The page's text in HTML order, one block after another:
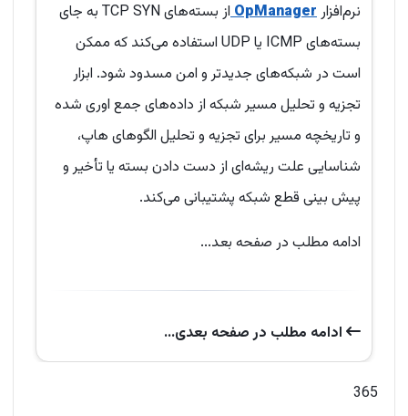
نرم‌افزارOpManager
از بسته‌های TCP SYN به جای
بسته‌های ICMP یا UDP استفاده می‌کند که ممکن
است در شبکه‌های جدیدتر و امن مسدود شود. ابزار
تجزیه و تحلیل مسیر شبکه از داده‌های جمع اوری شده
و تاریخچه مسیر برای تجزیه و تحلیل الگوهای هاپ،
شناسایی علت ریشه‌ای از دست دادن بسته یا تأخیر و
پیش بینی قطع شبکه پشتیبانی می‌کند.
ادامه مطلب در صفحه بعد...
ادامه‌ مطلب در صفحه‌ بعدی...
365